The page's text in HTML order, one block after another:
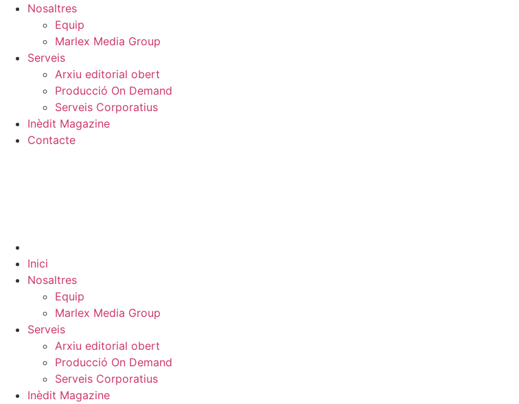
Nosaltres
Equip
Marlex Media Group
Serveis
Arxiu editorial obert
Producció On Demand
Serveis Corporatius
Inèdit Magazine
Contacte
Inici
Nosaltres
Equip
Marlex Media Group
Serveis
Arxiu editorial obert
Producció On Demand
Serveis Corporatius
Inèdit Magazine